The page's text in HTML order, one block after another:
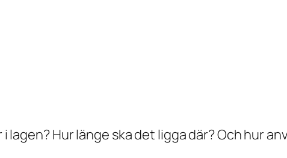
Hur länge ska det ligga där? Och hur